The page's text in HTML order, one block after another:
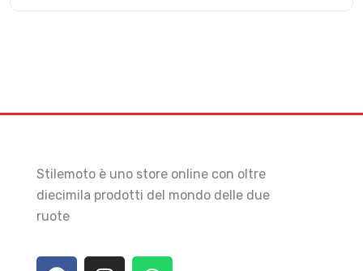
Stilemoto è uno store online con oltre
diecimila prodotti del mondo delle due
ruote